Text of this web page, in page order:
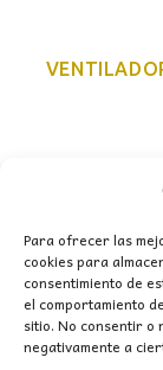
Para ofrecer las
cookies para
consentimiento de
el comportamiento
sitio. No consentir
negativamente a